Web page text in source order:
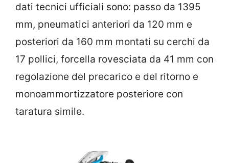
dati tecnici ufficiali sono: passo da 1395
mm, pneumatici anteriori da 120 mm e
posteriori da 160 mm montati su cerchi da
17 pollici, forcella rovesciata da 41 mm con
regolazione del precarico e del ritorno e
monoammortizzatore posteriore con
taratura simile.